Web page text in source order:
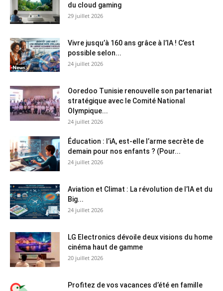
du cloud gaming
29 juillet 2026
Vivre jusqu’à 160 ans grâce à l’IA ! C’est
possible selon...
24 juillet 2026
Ooredoo Tunisie renouvelle son partenariat
stratégique avec le Comité National
Olympique...
24 juillet 2026
Éducation : l’iA, est-elle l’arme secrète de
demain pour nos enfants ? (Pour...
24 juillet 2026
Aviation et Climat : La révolution de l’IA et du
Big...
24 juillet 2026
LG Electronics dévoile deux visions du home
cinéma haut de gamme
20 juillet 2026
Profitez de vos vacances d’été en famille